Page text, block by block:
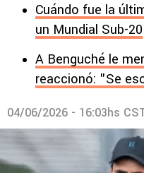
Cuándo fue la
un Mundial Sub-20
A Benguché le
reaccionó: "Se
04/06/2026 - 16:03hs